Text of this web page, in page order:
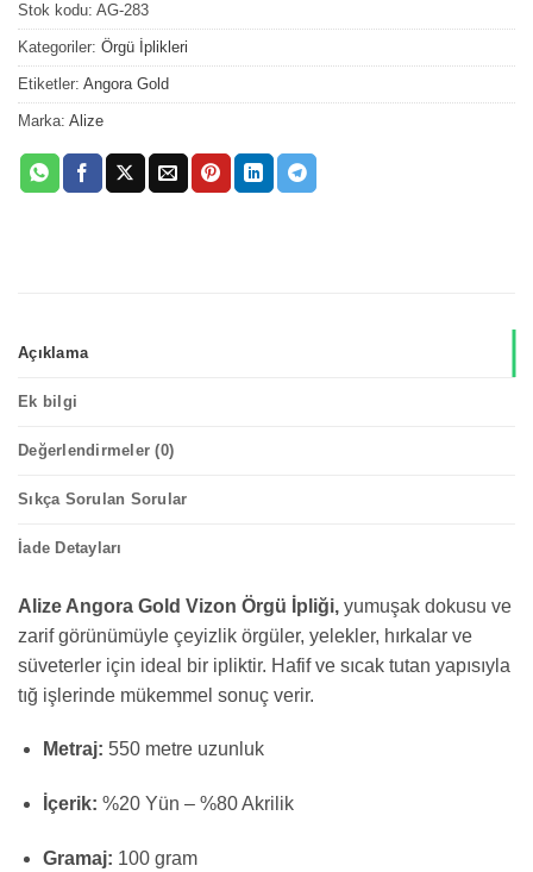
Stok kodu: AG-283
Kategoriler: Örgü İplikleri
Etiketler: Angora Gold
Marka: Alize
Açıklama
Ek bilgi
Değerlendirmeler (0)
Sıkça Sorulan Sorular
İade Detayları
Alize Angora Gold Vizon Örgü İpliği, yumuşak dokusu ve
zarif görünümüyle çeyizlik örgüler, yelekler, hırkalar ve
süveterler için ideal bir ipliktir. Hafif ve sıcak tutan yapısıyla
tığ işlerinde mükemmel sonuç verir.
Metraj: 550 metre uzunluk
İçerik: %20 Yün – %80 Akrilik
Gramaj: 100 gram